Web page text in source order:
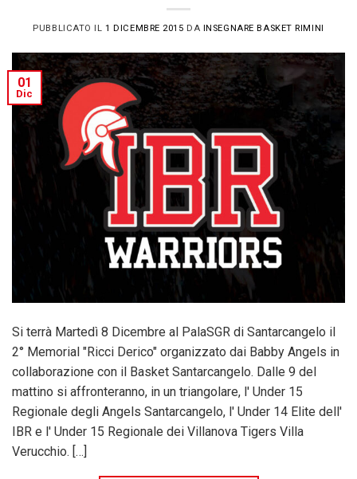
PUBBLICATO IL1 DICEMBRE 2015 DA INSEGNARE BASKET RIMINI
01
Dic
Si terrà Martedì 8 Dicembre al PalaSGR di Santarcangelo il
2° Memorial "Ricci Derico" organizzato dai Babby Angels in
collaborazione con il Basket Santarcangelo. Dalle 9 del
mattino si affronteranno, in un triangolare, l' Under 15
Regionale degli Angels Santarcangelo, l' Under 14 Elite dell'
IBR e l' Under 15 Regionale dei Villanova Tigers Villa
Verucchio. […]